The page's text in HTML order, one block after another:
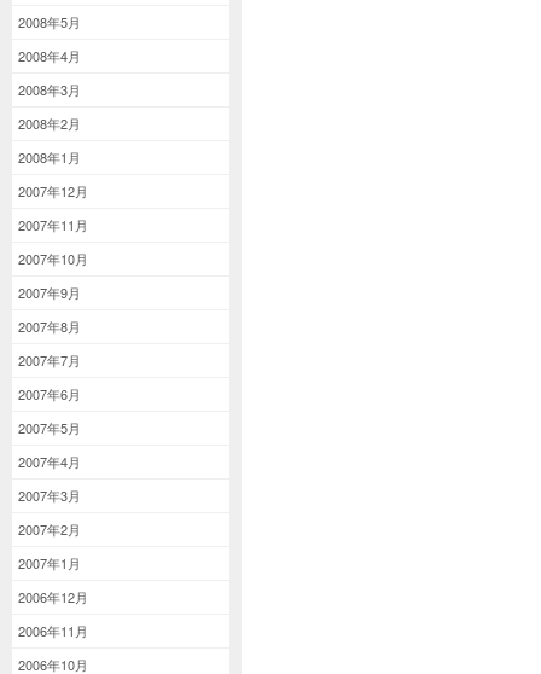
2008年5月
2008年4月
2008年3月
2008年2月
2008年1月
2007年12月
2007年11月
2007年10月
2007年9月
2007年8月
2007年7月
2007年6月
2007年5月
2007年4月
2007年3月
2007年2月
2007年1月
2006年12月
2006年11月
2006年10月